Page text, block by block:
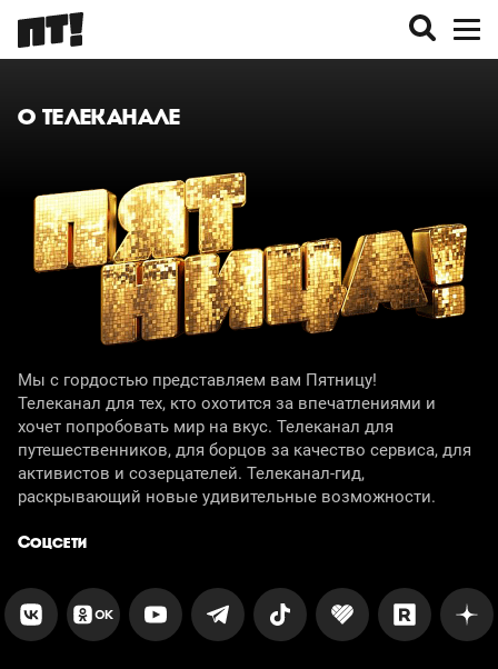
О ТЕЛЕКАНАЛЕ
Мы с гордостью представляем вам Пятницу!
Телеканал для тех, кто охотится за впечатлениями и
хочет попробовать мир на вкус. Телеканал для
путешественников, для борцов за качество сервиса, для
активистов и созерцателей. Телеканал-гид,
раскрывающий новые удивительные возможности.
Соцсети